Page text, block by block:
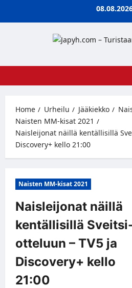
Home Urheilu Jääkiekko
Naisten MM-kisat 2021
Naisleijonat näillä kentällisillä
Discovery+ kello 21:00
Naisten MM-kisat 2021
Naisleijonat näillä
kentällisillä
otteluun – TV5 ja
Discovery+ kello
21:00